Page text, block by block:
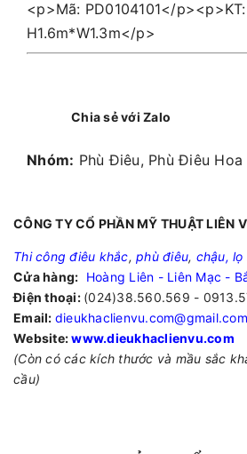
<p>Mã: PD0104101</p><p>KT:
H1.6m*W1.3m</p>
Chia sẻ với Zalo
Nhóm: Phù Điêu, Phù Điêu Hoa
CÔNG TY CỔ PHẦN MỸ THUẬT LIÊN
Thi công điêu khắc, phù điêu, chậu, lọ
Cửa hàng: Hoàng Liên - Liên Mạc -
Điện thoại: (024)38.560.569 -
Email: dieukhaclienvu.com@gmail.com
Website:www.dieukhaclienvu.com
(Còn có các kích thước và mầu sắc
cầu)